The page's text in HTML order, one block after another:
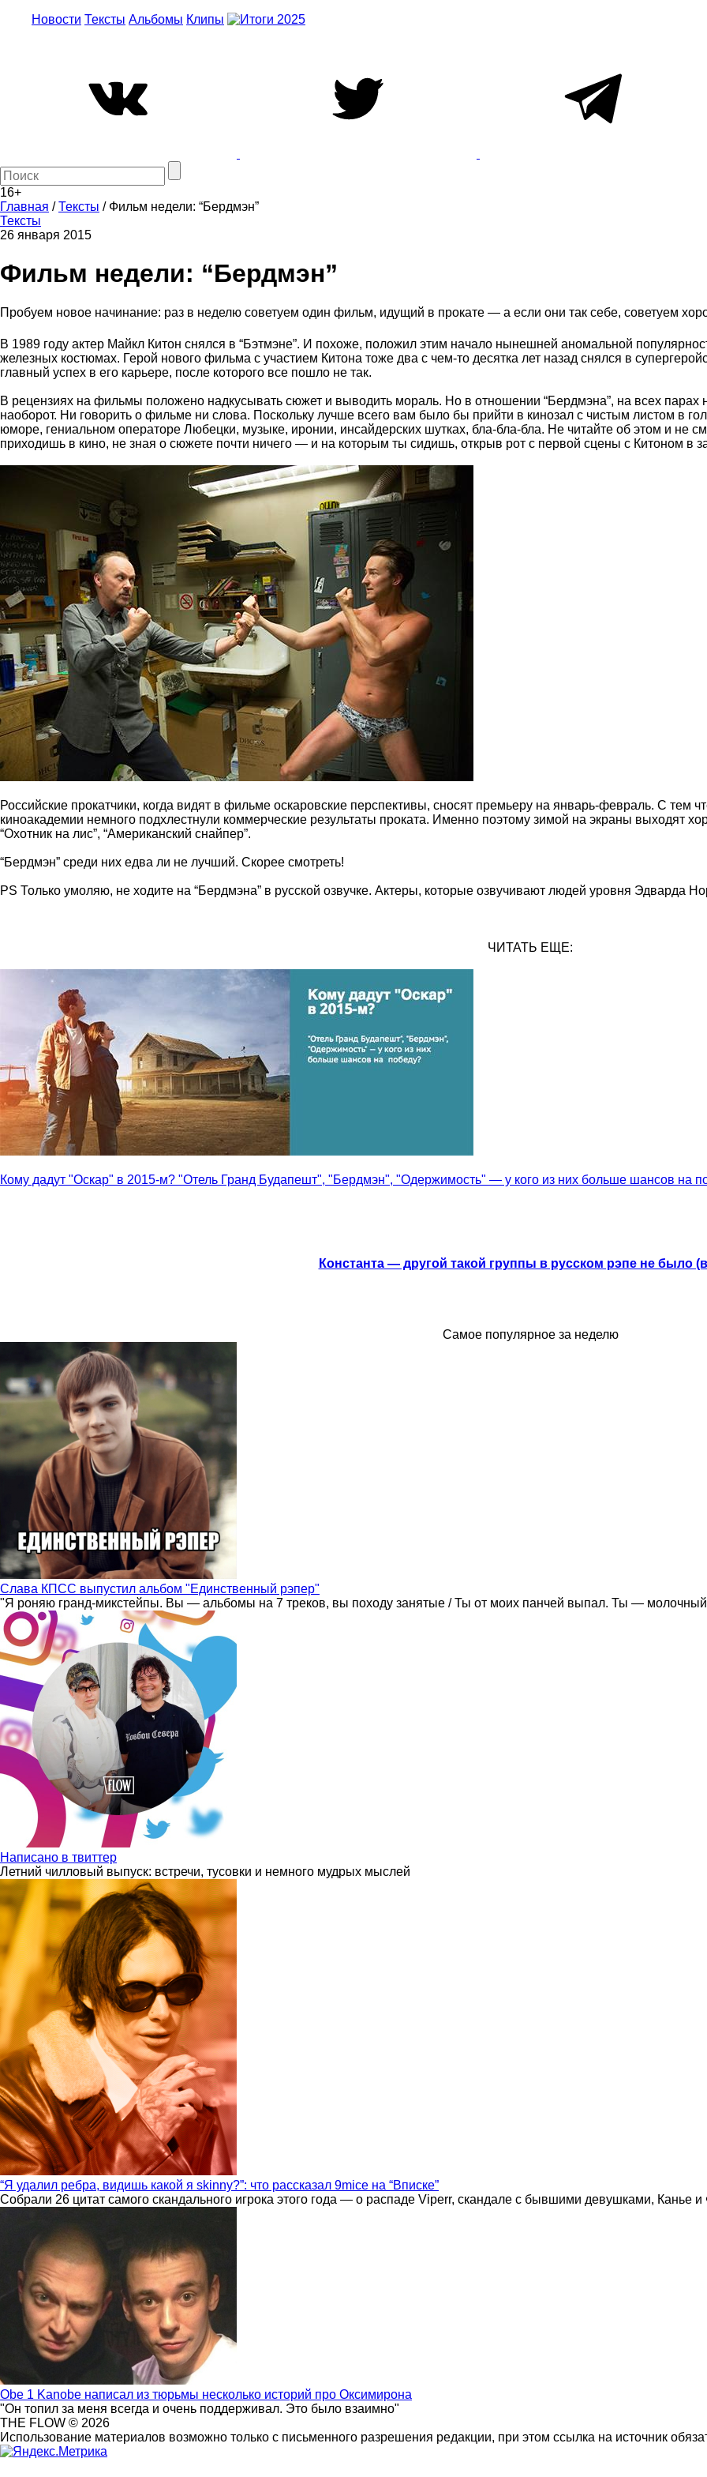
Новости Тексты Альбомы Клипы
16+
Главная /Тексты / Фильм недели: “Бердмэн”
Тексты
26 января 2015
Фильм недели: “Бердмэн”
Пробуем новое начинание: раз в неделю советуем один фильм, идущий в прокате — а если они так себе, советуем
В 1989 году актер Майкл Китон снялся в “Бэтмэне”. И похоже, положил этим начало нынешней аномальной
железных костюмах. Герой нового фильма с участием Китона тоже два с чем-то десятка лет назад снялся в
главный успех в его карьере, после которого все пошло не так.
В рецензиях на фильмы положено надкусывать сюжет и выводить мораль. Но в отношении “Бердмэна”, на всех парах
наоборот. Ни говорить о фильме ни слова. Поскольку лучше всего вам было бы прийти в кинозал с чистым листом в
юморе, гениальном операторе Любецки, музыке, иронии, инсайдерских шутках, бла-бла-бла. Не читайте об этом и не
приходишь в кино, не зная о сюжете почти ничего — и на которым ты сидишь, открыв рот с первой сцены с Китоном в
Российские прокатчики, когда видят в фильме оскаровские перспективы, сносят премьеру на январь-февраль. С тем
киноакадемии немного подхлестнули коммерческие результаты проката. Именно поэтому зимой на экраны выходят
“Охотник на лис”, “Американский снайпер”.
“Бердмэн” среди них едва ли не лучший. Скорее смотреть!
PS Только умоляю, не ходите на “Бердмэна” в русской озвучке. Актеры, которые озвучивают людей уровня Эдварда
ЧИТАТЬ ЕЩЕ:
Кому дадут "Оскар" в 2015-м? "Отель Гранд Будапешт", "Бердмэн", "Одержимость" — у кого из них больше шансов на
Константа — другой такой группы в русском рэпе не было
Самое популярное за неделю
Слава КПСС выпустил альбом "Единственный рэпер"
"Я роняю гранд-микстейпы. Вы — альбомы на 7 треков, вы походу занятые / Ты от моих панчей выпал. Ты —
Написано в твиттер
Летний чилловый выпуск: встречи, тусовки и немного мудрых мыслей
“Я удалил ребра, видишь какой я skinny?”: что рассказал 9mice на “Вписке”
Собрали 26 цитат самого скандального игрока этого года — о распаде Viperr, скандале с бывшими девушками, Канье
Obe 1 Kanobe написал из тюрьмы несколько историй про Оксимирона
"Он топил за меня всегда и очень поддерживал. Это было взаимно"
THE FLOW © 2026
Использование материалов возможно только с письменного разрешения редакции, при этом ссылка на источник